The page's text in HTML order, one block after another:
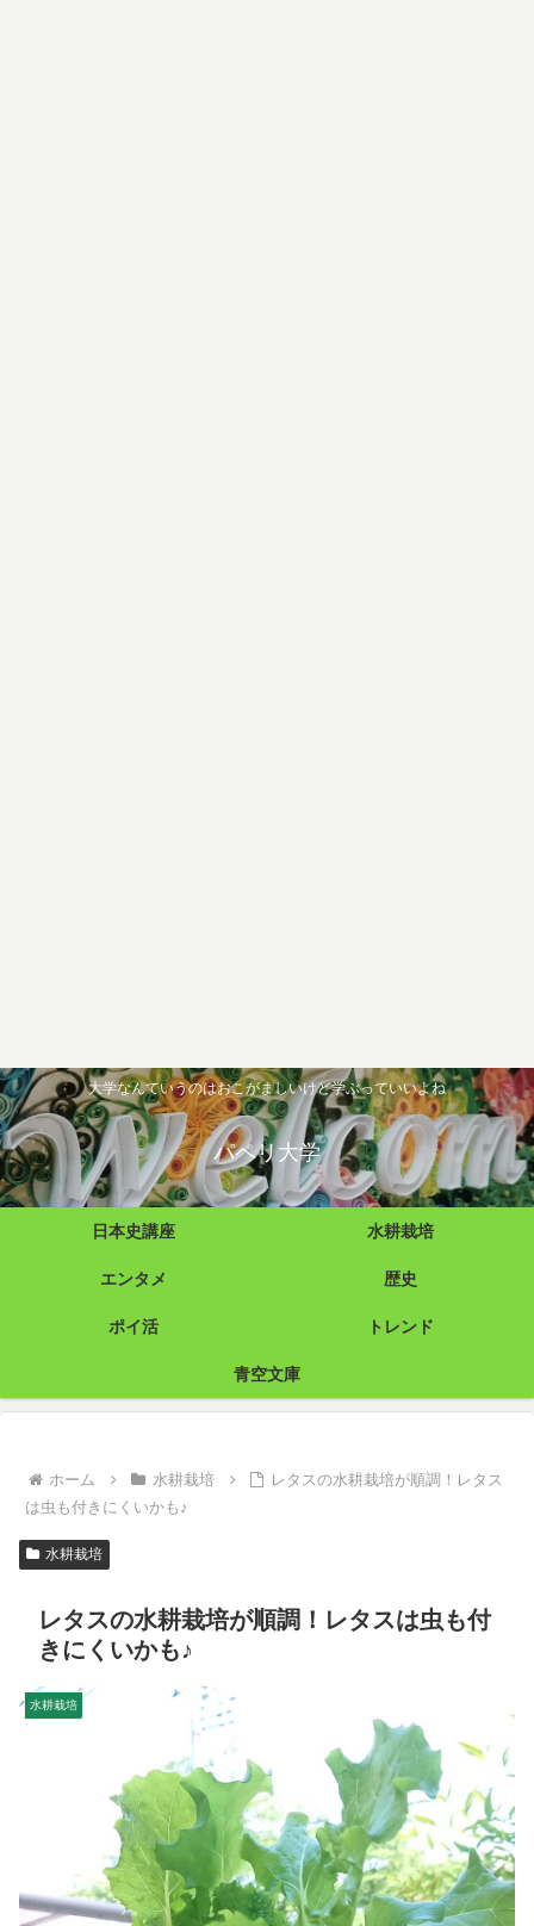
大学なんていうのはおこがましいけど学ぶっていいよね
パペリ大学
日本史講座 水耕栽培
エンタメ 歴史
ポイ活 トレンド
青空文庫
ホーム 水耕栽培
レタスの水耕栽培が順調！レタス
は虫も付きにくいかも♪
水耕栽培
レタスの水耕栽培が順調！レタスは虫も付
きにくいかも♪
水耕栽培